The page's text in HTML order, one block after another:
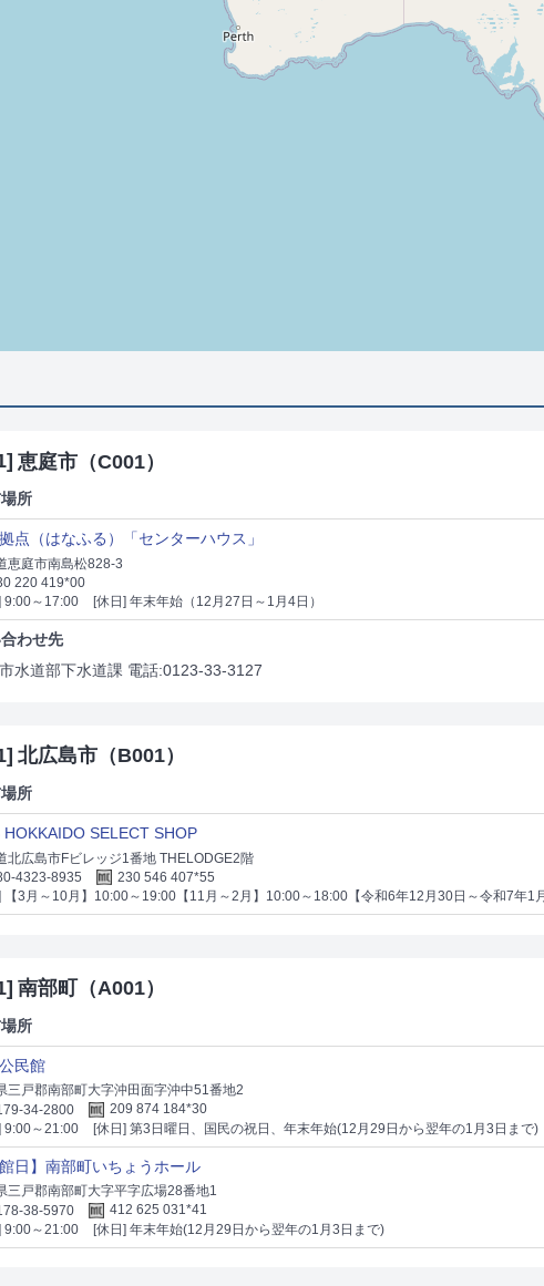
恵庭市（C001）
所
点（はなふる）「センターハウス」
恵庭市南島松828-3
220 419*00
9:00～17:00
[休日] 年末年始（12月27日～1月4日）
わせ先
水道部下水道課 電話:0123-33-3127
北広島市（B001）
所
HOKKAIDO SELECT SHOP
北広島市Fビレッジ1番地 THELODGE2階
4323-8935
230 546 407*55
【3月～10月】10:00～19:00【11月～2月】10:00～18:00【令和6年12月30日～令和7年1
南部町（A001）
所
民館
三戸郡南部町大字沖田面字沖中51番地2
34-2800
209 874 184*30
9:00～21:00
[休日] 第3日曜日、国民の祝日、年末年始(12月29日から翌年の1月3日まで)
館日】南部町いちょうホール
三戸郡南部町大字平字広場28番地1
38-5970
412 625 031*41
9:00～21:00
[休日] 年末年始(12月29日から翌年の1月3日まで)